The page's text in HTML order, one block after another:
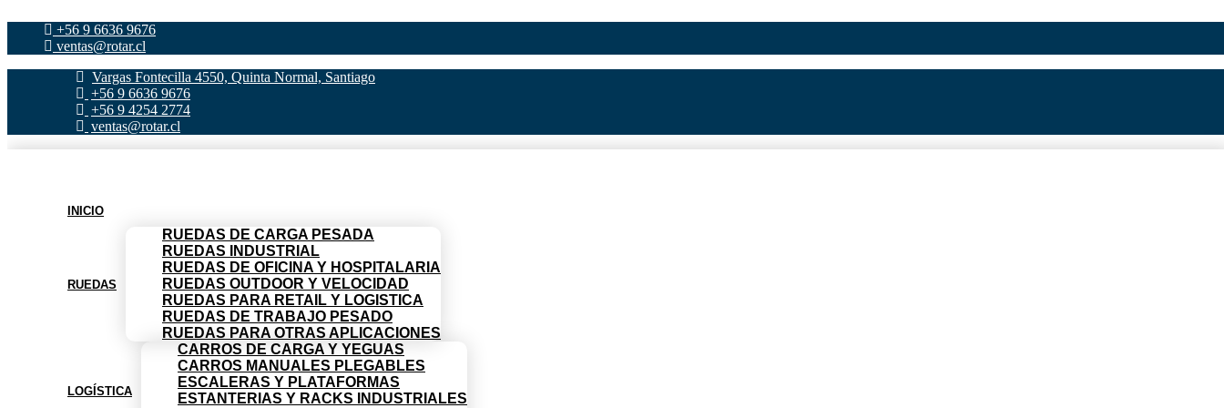
contenido
+56 9 6636 9676
ventas@rotar.cl
Vargas Fontecilla 4550, Quinta Normal, Santiago
+56 9 6636 9676
+56 9 4254 2774
ventas@rotar.cl
INICIO
RUEDAS
RUEDAS DE CARGA PESADA
RUEDAS INDUSTRIAL
RUEDAS DE OFICINA Y HOSPITALARIA
RUEDAS OUTDOOR Y VELOCIDAD
RUEDAS PARA RETAIL Y LOGISTICA
RUEDAS DE TRABAJO PESADO
RUEDAS PARA OTRAS APLICACIONES
LOGÍSTICA
CARROS DE CARGA Y YEGUAS
CARROS MANUALES PLEGABLES
ESCALERAS Y PLATAFORMAS
ESTANTERIAS Y RACKS INDUSTRIALES